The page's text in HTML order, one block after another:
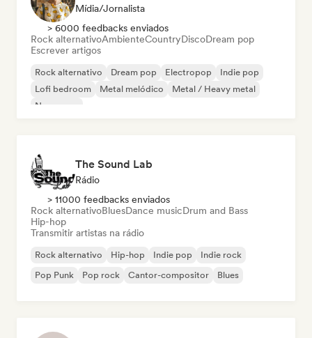
Mídia/Jornalista
> 6000 feedbacks enviados
Rock alternativoAmbienteCountryDiscoDream pop
Escrever artigos
Rock alternativo Dream pop Electropop
Indie pop
Lofi bedroom
Metal melódico
Metal / Heavy metal
New wave
The Sound Lab
Rádio
> 11000 feedbacks enviados
Rock alternativoBluesDance musicDrum and Bass
Hip-hop
Transmitir artistas na rádio
Rock alternativo Hip-hop Indie pop
Indie rock
Pop Punk
Pop rock Cantor-compositor Blues